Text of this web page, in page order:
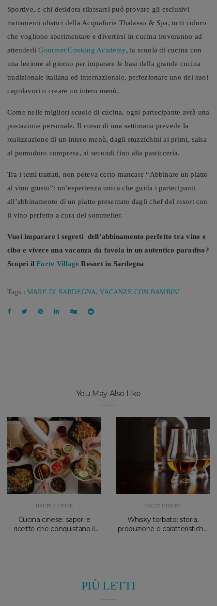
Sportive, e chi desidera rilassarsi può provare gli esclusivi
trattamenti olistici della Acquaforte Thalasso & Spa, tutti coloro
che vogliono sperimentare e divertirsi in cucina troveranno ad
attenderliGourmet Cooking Academy, la scuola di cucina con
una lezione al giorno per imparare le basi della grande cucina
tradizionale italiana ed internazionale, perfezionare uno dei suoi
capolavori o creare un intero menù.
Come nelle migliori scuole di cucina, ogni partecipante avrà una
postazione personale. Il corso di una settimana prevede la
realizzazione di un intero menù, dagli stuzzichini ai primi, salsa
al pomodoro compresa, ai secondi fino alla pasticceria.
Tra i temi trattati, non poteva certo mancare “Abbinare un piatto
al vino giusto”: un’esperienza unica che guida i partecipanti
all’abbinamento di un piatto presentato dagli chef del resort con
il vino perfetto a cura del sommelier.
Vuoi imparare i segreti
dell’abbinamento perfetto tra vino e
cibo e vivere una vacanza da favola in un autentico paradiso?
Scopri ilForte Village Resort in Sardegna
Tags : MARE DI SARDEGNA,VACANZE CON BAMBINI
You May Also Like
HAUTE CUISINE
Cucina cinese: sapori e
ricette che conquistano il
HAUTE CUISINE
Whisky torbato: storia,
produzione e caratteristiche
PIÙ LETTI